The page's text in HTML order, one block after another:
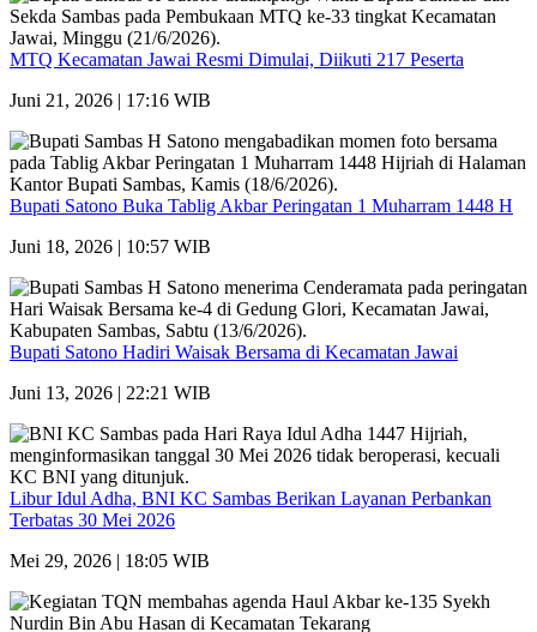
MTQ Kecamatan Jawai Resmi Dimulai, Diikuti 217 Peserta
Juni 21, 2026 | 17:16 WIB
Bupati Satono Buka Tablig Akbar Peringatan 1 Muharram 1448 H
Juni 18, 2026 | 10:57 WIB
Bupati Satono Hadiri Waisak Bersama di Kecamatan Jawai
Juni 13, 2026 | 22:21 WIB
Libur Idul Adha, BNI KC Sambas Berikan Layanan Perbankan
Terbatas 30 Mei 2026
Mei 29, 2026 | 18:05 WIB